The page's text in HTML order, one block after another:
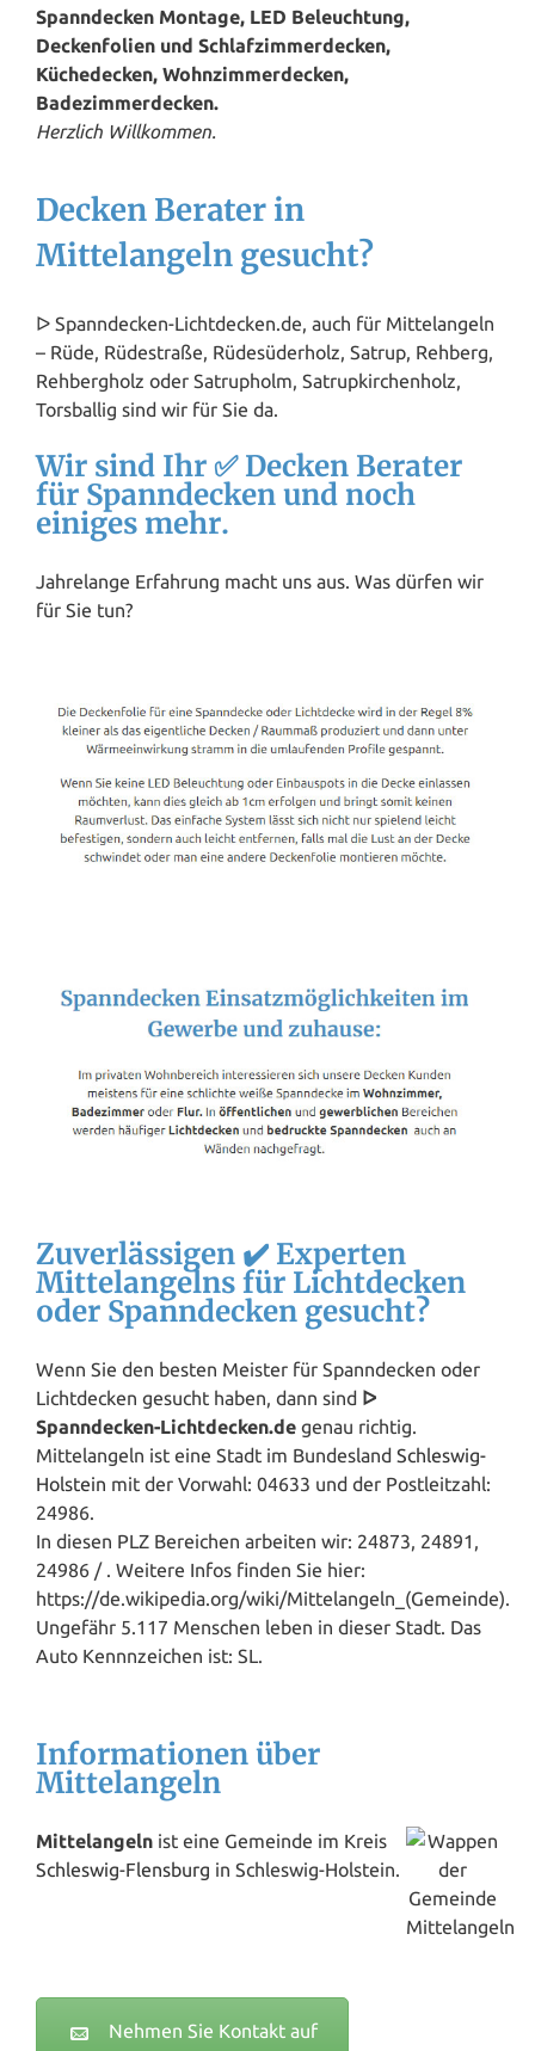
Spanndecken Montage, LED Beleuchtung,
Deckenfolien und Schlafzimmerdecken,
Küchedecken, Wohnzimmerdecken,
Badezimmerdecken.
Herzlich Willkommen.
Decken Berater in
Mittelangeln gesucht?
ᐅ Spanndecken-Lichtdecken.de, auch für Mittelangeln
– Rüde, Rüdestraße, Rüdesüderholz, Satrup, Rehberg,
Rehbergholz oder Satrupholm, Satrupkirchenholz,
Torsballig sind wir für Sie da.
Wir sind Ihr ✅ Decken Berater
für Spanndecken und noch
einiges mehr.
Jahrelange Erfahrung macht uns aus. Was dürfen wir
für Sie tun?
Zuverlässigen ✔️ Experten
Mittelangelns für Lichtdecken
oder Spanndecken gesucht?
Wenn Sie den besten Meister für Spanndecken oder
Lichtdecken gesucht haben, dann sind ᐅ
Spanndecken-Lichtdecken.de genau richtig.
Mittelangeln ist eine Stadt im Bundesland Schleswig-
Holstein mit der Vorwahl: 04633 und der Postleitzahl:
24986.
In diesen PLZ Bereichen arbeiten wir: 24873, 24891,
24986 / . Weitere Infos finden Sie hier:
https://de.wikipedia.org/wiki/Mittelangeln_(Gemeinde).
Ungefähr 5.117 Menschen leben in dieser Stadt. Das
Auto Kennnzeichen ist: SL.
Informationen über
Mittelangeln
Mittelangeln ist eine Gemeinde im Kreis
Schleswig-Flensburg in Schleswig-Holstein.
Nehmen Sie Kontakt auf